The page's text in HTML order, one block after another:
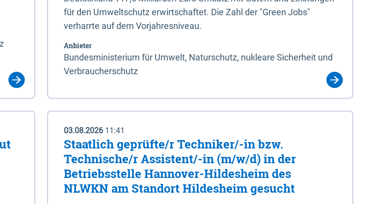
für den Umweltschutz erwirtschaftet. Die Zahl der "Green Jobs"
verharrte auf dem Vorjahresniveau.
Anbieter
Bundesministerium für Umwelt, Naturschutz, nukleare Sicherheit und
Verbraucherschutz
03.08.2026 11:41
Staatlich geprüfte/r Techniker/-in bzw.
Technische/r Assistent/-in (m/w/d) in der
Betriebsstelle Hannover-Hildesheim des
NLWKN am Standort Hildesheim gesucht